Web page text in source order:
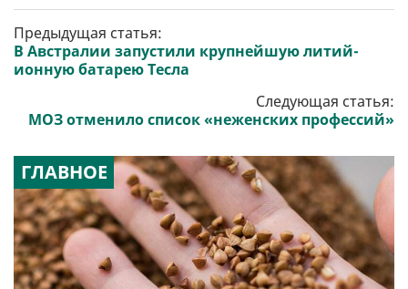
Предыдущая статья:
В Австралии запустили крупнейшую литий-
ионную батарею Тесла
Следующая статья:
МОЗ отменило список «неженских профессий»
ГЛАВНОЕ